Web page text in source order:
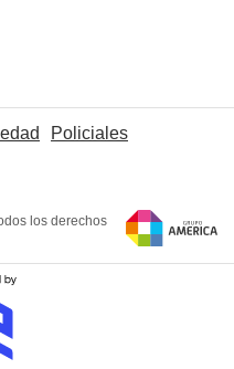
Policiales
los derechos